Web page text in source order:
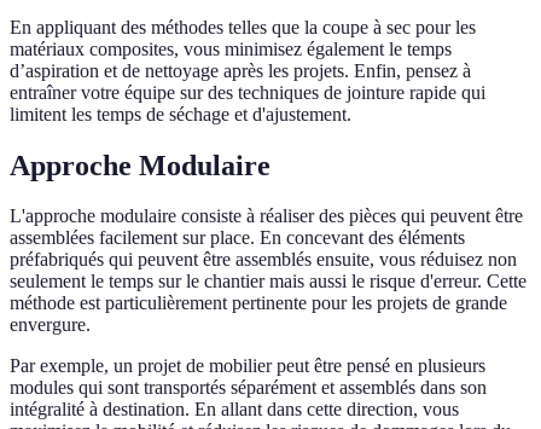
En appliquant des méthodes telles que la coupe à sec pour les
matériaux composites, vous minimisez également le temps
d’aspiration et de nettoyage après les projets. Enfin, pensez à
entraîner votre équipe sur des techniques de jointure rapide qui
limitent les temps de séchage et d'ajustement.
Approche Modulaire
L'approche modulaire consiste à réaliser des pièces qui peuvent être
assemblées facilement sur place. En concevant des éléments
préfabriqués qui peuvent être assemblés ensuite, vous réduisez non
seulement le temps sur le chantier mais aussi le risque d'erreur. Cette
méthode est particulièrement pertinente pour les projets de grande
envergure.
Par exemple, un projet de mobilier peut être pensé en plusieurs
modules qui sont transportés séparément et assemblés dans son
intégralité à destination. En allant dans cette direction, vous